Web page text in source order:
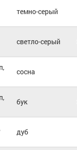
темно-серый
светло-серый
сосна
бук
дуб